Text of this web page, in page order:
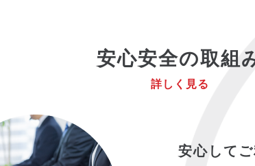
安心安全の取組
詳しく見る
安心して